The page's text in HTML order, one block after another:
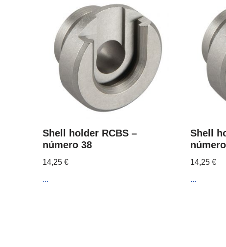
Shell holder RCBS –
número 38
14,25 €
...
Shell
14,25€
...